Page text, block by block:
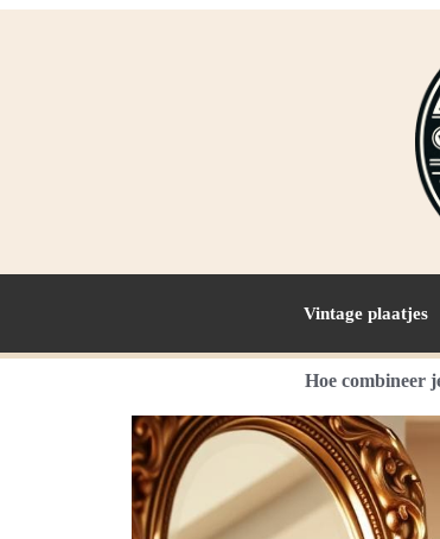
Vintage plaatjes
Hoe combineer